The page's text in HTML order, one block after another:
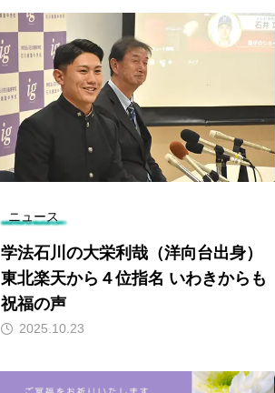
ニュース
学法石川の大栄利哉（洋向台出身）
東北楽天から４位指名 いわきからも
祝福の声
2025.10.23